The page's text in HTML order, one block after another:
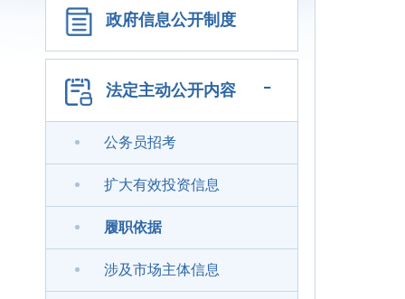
政府信息公开制度
法定主动公开内容 -
公务员招考
扩大有效投资信息
履职依据
涉及市场主体信息